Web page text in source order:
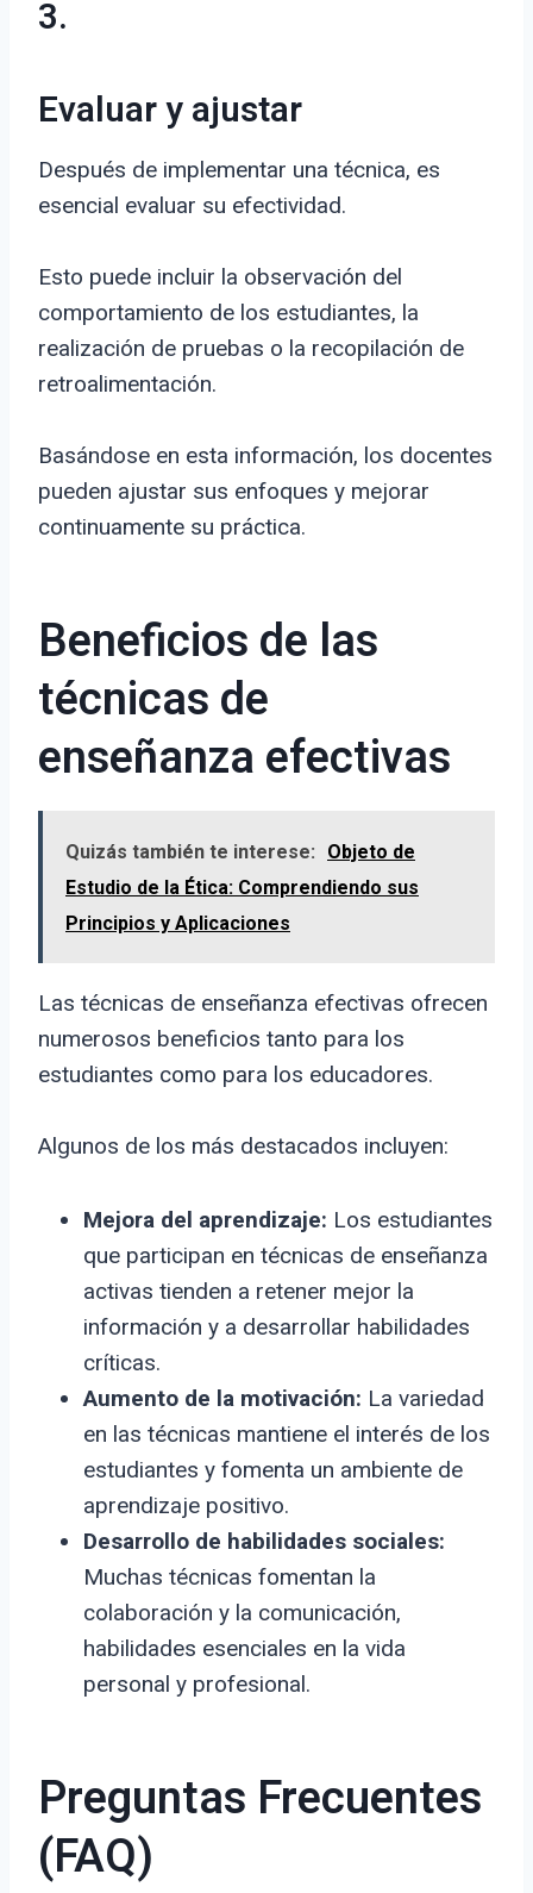
3.
Evaluar y ajustar
Después de implementar una técnica, es
esencial evaluar su efectividad.
Esto puede incluir la observación del
comportamiento de los estudiantes, la
realización de pruebas o la recopilación de
retroalimentación.
Basándose en esta información, los docentes
pueden ajustar sus enfoques y mejorar
continuamente su práctica.
Beneficios de las
técnicas de
enseñanza efectivas
Quizás también te interese:
Objeto de
Estudio de la Ética: Comprendiendo sus
Principios y Aplicaciones
Las técnicas de enseñanza efectivas ofrecen
numerosos beneficios tanto para los
estudiantes como para los educadores.
Algunos de los más destacados incluyen:
Mejora del aprendizaje: Los estudiantes
que participan en técnicas de enseñanza
activas tienden a retener mejor la
información y a desarrollar habilidades
críticas.
Aumento de la motivación: La variedad
en las técnicas mantiene el interés de los
estudiantes y fomenta un ambiente de
aprendizaje positivo.
Desarrollo de habilidades sociales:
Muchas técnicas fomentan la
colaboración y la comunicación,
habilidades esenciales en la vida
personal y profesional.
Preguntas Frecuentes
(FAQ)